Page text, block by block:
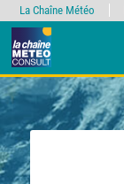
La Chaîne Météo